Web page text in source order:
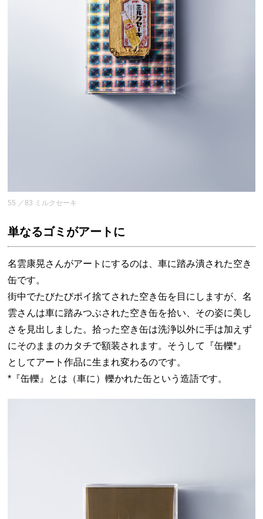
55 ／83 ミルクセーキ
単なるゴミがアートに
名雲康晃さんがアートにするのは、車に踏み潰された空き
缶です。
街中でたびたびポイ捨てされた空き缶を目にしますが、名
雲さんは車に踏みつぶされた空き缶を拾い、その姿に美し
さを見出しました。拾った空き缶は洗浄以外に手は加えず
にそのままのカタチで額装されます。そうして『缶轢*』
としてアート作品に生まれ変わるのです。
*『缶轢』とは（車に）轢かれた缶という造語です。